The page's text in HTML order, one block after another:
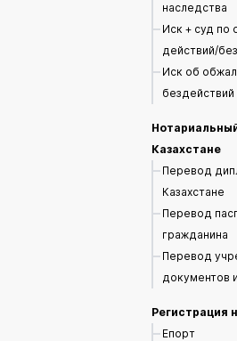
наследства
Иск + суд по
действий/
Иск об
бездействий
Казахстане
Перевод
Казахстане
Перевод
гражданина
Перевод
документов
Регистрация
Епорт